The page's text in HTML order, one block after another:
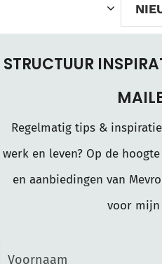
STRUCTUUR
Regelmatig tips &
werk en leven? Op de
en aanbiedingen van
voor mijn